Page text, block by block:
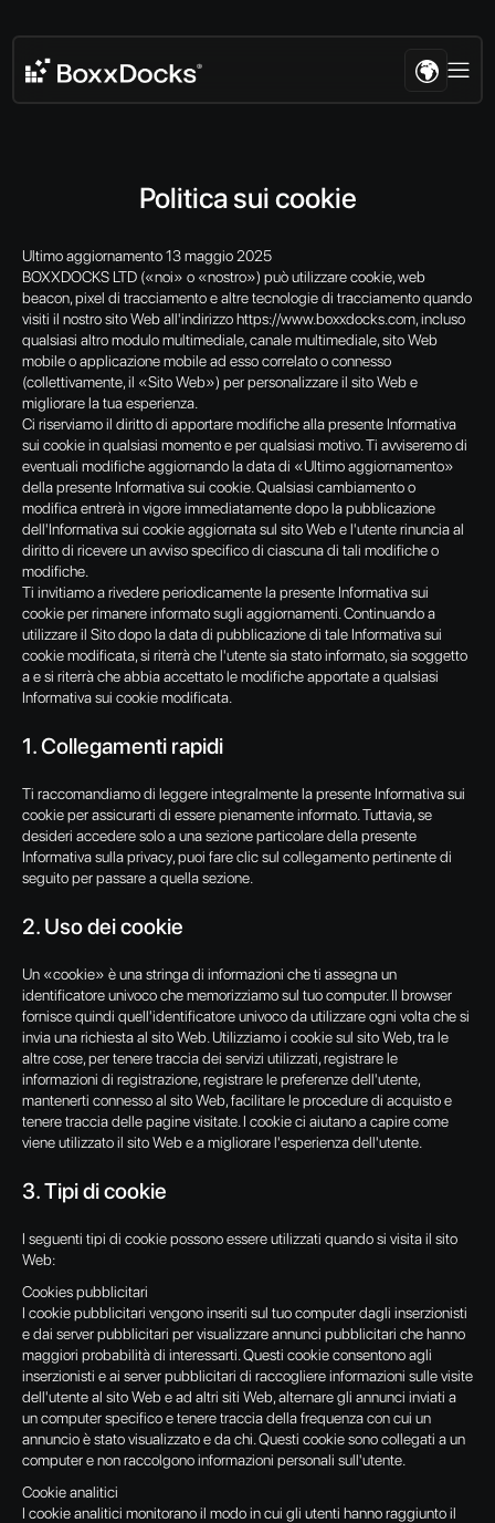
Politica sui cookie
Ultimo aggiornamento 13 maggio 2025
BOXXDOCKS LTD («noi» o «nostro») può utilizzare cookie, web
beacon, pixel di tracciamento e altre tecnologie di tracciamento quando
visiti il nostro sito Web all'indirizzo https://www.boxxdocks.com, incluso
qualsiasi altro modulo multimediale, canale multimediale, sito Web
mobile o applicazione mobile ad esso correlato o connesso
(collettivamente, il «Sito Web») per personalizzare il sito Web e
migliorare la tua esperienza.
Ci riserviamo il diritto di apportare modifiche alla presente Informativa
sui cookie in qualsiasi momento e per qualsiasi motivo. Ti avviseremo di
eventuali modifiche aggiornando la data di «Ultimo aggiornamento»
della presente Informativa sui cookie. Qualsiasi cambiamento o
modifica entrerà in vigore immediatamente dopo la pubblicazione
dell'Informativa sui cookie aggiornata sul sito Web e l'utente rinuncia al
diritto di ricevere un avviso specifico di ciascuna di tali modifiche o
modifiche.
Ti invitiamo a rivedere periodicamente la presente Informativa sui
cookie per rimanere informato sugli aggiornamenti. Continuando a
utilizzare il Sito dopo la data di pubblicazione di tale Informativa sui
cookie modificata, si riterrà che l'utente sia stato informato, sia soggetto
a e si riterrà che abbia accettato le modifiche apportate a qualsiasi
Informativa sui cookie modificata.
1. Collegamenti rapidi
Ti raccomandiamo di leggere integralmente la presente Informativa sui
cookie per assicurarti di essere pienamente informato. Tuttavia, se
desideri accedere solo a una sezione particolare della presente
Informativa sulla privacy, puoi fare clic sul collegamento pertinente di
seguito per passare a quella sezione.
2. Uso dei cookie
Un «cookie» è una stringa di informazioni che ti assegna un
identificatore univoco che memorizziamo sul tuo computer. Il browser
fornisce quindi quell'identificatore univoco da utilizzare ogni volta che si
invia una richiesta al sito Web. Utilizziamo i cookie sul sito Web, tra le
altre cose, per tenere traccia dei servizi utilizzati, registrare le
informazioni di registrazione, registrare le preferenze dell'utente,
mantenerti connesso al sito Web, facilitare le procedure di acquisto e
tenere traccia delle pagine visitate. I cookie ci aiutano a capire come
viene utilizzato il sito Web e a migliorare l'esperienza dell'utente.
3. Tipi di cookie
I seguenti tipi di cookie possono essere utilizzati quando si visita il sito
Web:
Cookies pubblicitari
I cookie pubblicitari vengono inseriti sul tuo computer dagli inserzionisti
e dai server pubblicitari per visualizzare annunci pubblicitari che hanno
maggiori probabilità di interessarti. Questi cookie consentono agli
inserzionisti e ai server pubblicitari di raccogliere informazioni sulle visite
dell'utente al sito Web e ad altri siti Web, alternare gli annunci inviati a
un computer specifico e tenere traccia della frequenza con cui un
annuncio è stato visualizzato e da chi. Questi cookie sono collegati a un
computer e non raccolgono informazioni personali sull'utente.
Cookie analitici
I cookie analitici monitorano il modo in cui gli utenti hanno raggiunto il